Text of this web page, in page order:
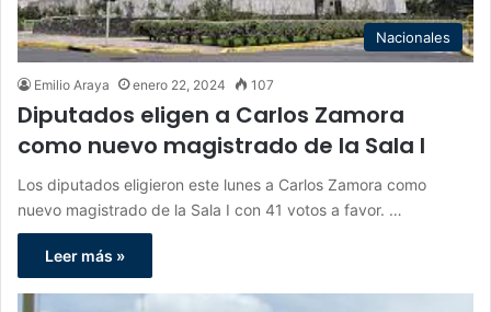
Nacionales
Emilio Araya enero 22, 2024 107
Diputados eligen a Carlos Zamora
como nuevo magistrado de la Sala I
Los diputados eligieron este lunes a Carlos Zamora como
nuevo magistrado de la Sala I con 41 votos a favor. …
Leer más »